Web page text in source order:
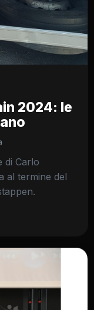
2024: le
di Carlo
al termine del